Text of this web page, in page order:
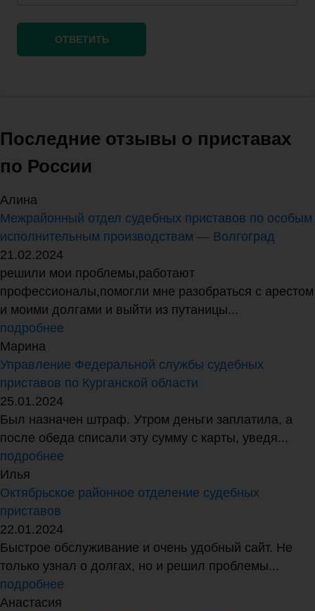
Последние отзывы о приставах
по России
Алина
Межрайонный отдел судебных приставов по особым
исполнительным производствам — Волгоград
21.02.2024
решили мои проблемы,работают
профессионалы,помогли мне разобраться с арестом
и моими долгами и выйти из путаницы...
подробнее
Марина
Управление Федеральной службы судебных
приставов по Курганской области
25.01.2024
Был назначен штраф. Утром деньги заплатила, а
после обеда списали эту сумму с карты, уведя...
подробнее
Илья
Октябрьское районное отделение судебных
приставов
22.01.2024
Быстрое обслуживание и очень удобный сайт. Не
только узнал о долгах, но и решил проблемы...
подробнее
Анастасия